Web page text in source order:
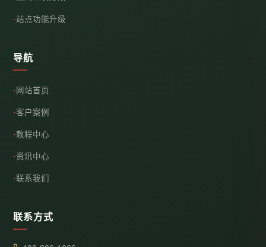
站点功能升级
导航
网站首页
客户案例
教程中心
资讯中心
联系我们
联系方式